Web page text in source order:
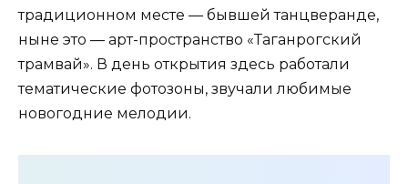
традиционном месте — бывшей танцверанде,
ныне это — арт-пространство «Таганрогский
трамвай». В день открытия здесь работали
тематические фотозоны, звучали любимые
новогодние мелодии.